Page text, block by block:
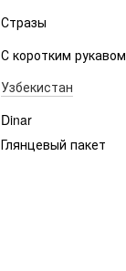
Стразы
С коротким рукавом
Узбекистан
Dinar
Глянцевый пакет